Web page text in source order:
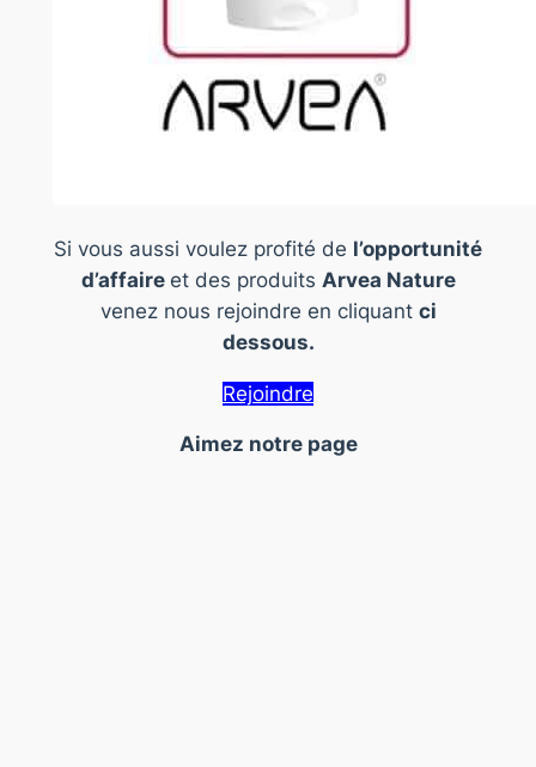
Si vous aussi voulez profité de l’opportunité
d’affaire et des produits Arvea Nature
venez nous rejoindre en cliquant ci
dessous.
Rejoindre
Aimez notre page